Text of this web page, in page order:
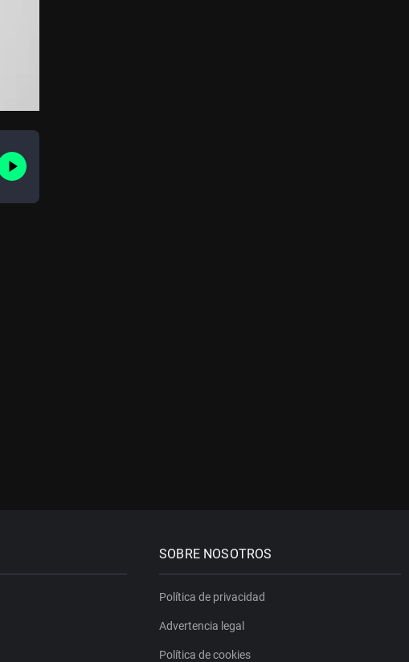
SOBRE NOSOTROS
Política de privacidad
Advertencia legal
Política de cookies